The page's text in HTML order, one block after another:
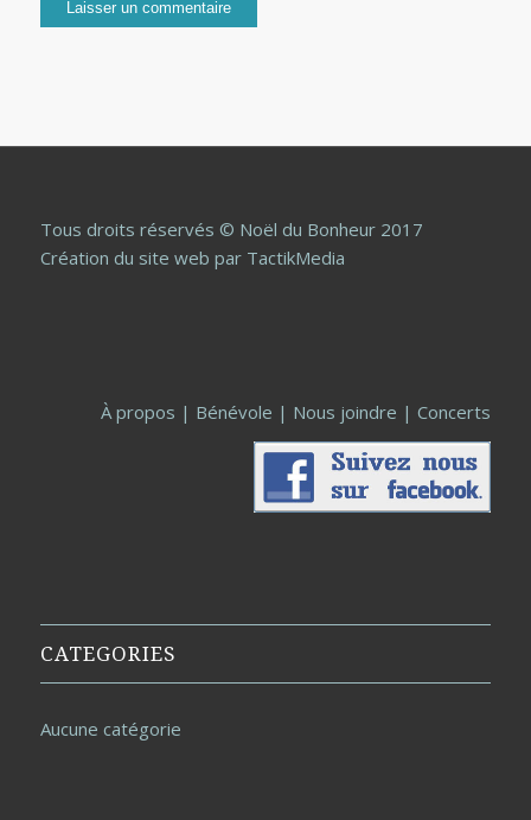
Tous droits réservés © Noël du Bonheur 2017
Création du site web par TactikMedia
À propos | Bénévole | Nous joindre |Concerts
CATEGORIES
Aucune catégorie